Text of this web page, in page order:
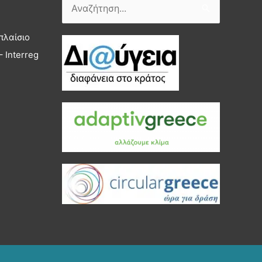
Interreg
Αναζήτηση